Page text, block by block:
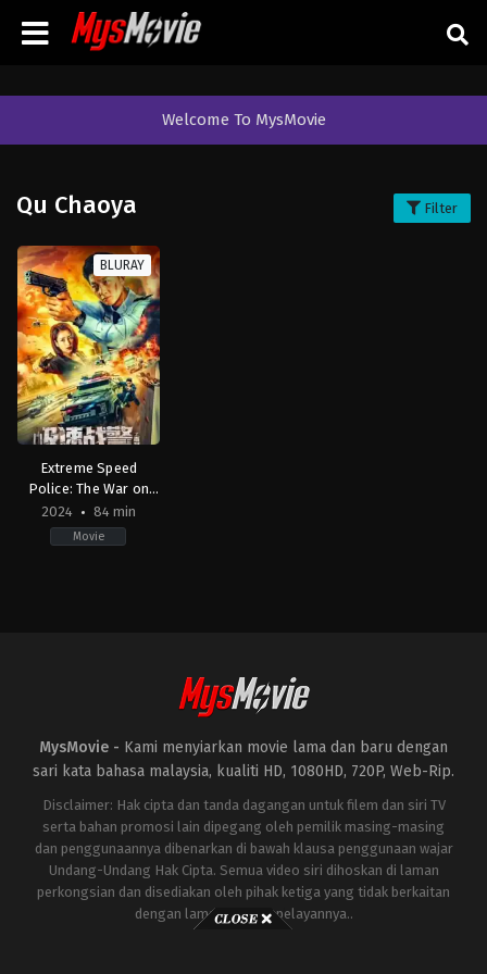
Welcome To MysMovie
Qu Chaoya Filter
BLURAY
Extreme Speed
Police: The War on
Drugs
2024 84 min
Movie
MysMovie - Kami menyiarkan movie lama dan baru dengan
sari kata bahasa malaysia, kualiti HD, 1080HD, 720P, Web-Rip.
Disclaimer: Hak cipta dan tanda dagangan untuk filem dan siri TV
serta bahan promosi lain dipegang oleh pemilik masing-masing
dan penggunaannya dibenarkan di bawah klausa penggunaan wajar
Undang-Undang Hak Cipta. Semua video siri dihoskan di laman
perkongsian dan disediakan oleh pihak ketiga yang tidak berkaitan
dengan laman ini atau pelayannya..